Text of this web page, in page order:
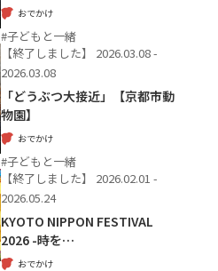
おでかけ
#子どもと一緒
【終了しました】
2026.03.08 -
2026.03.08
「どうぶつ大接近」【京都市動
物園】
おでかけ
#子どもと一緒
【終了しました】
2026.02.01 -
2026.05.24
KYOTO NIPPON FESTIVAL
2026 -時を…
おでかけ